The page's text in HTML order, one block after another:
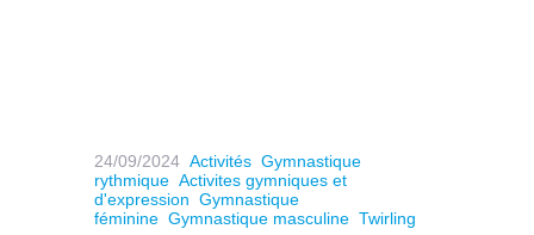
24/09/2024 Activités Gymnastique
rythmique Activites gymniques et
d'expression Gymnastique
féminine Gymnastique masculine Twirling